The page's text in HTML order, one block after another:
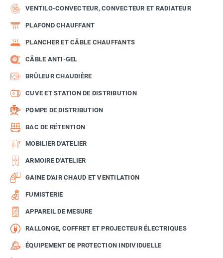
VENTILO-CONVECTEUR, CONVECTEUR ET RADIATEUR
PLAFOND CHAUFFANT
PLANCHER ET CÂBLE CHAUFFANTS
CÂBLE ANTI-GEL
BRÛLEUR CHAUDIÈRE
CUVE ET STATION DE DISTRIBUTION
POMPE DE DISTRIBUTION
BAC DE RÉTENTION
MOBILIER D'ATELIER
ARMOIRE D'ATELIER
GAINE D'AIR CHAUD ET VENTILATION
FUMISTERIE
APPAREIL DE MESURE
RALLONGE, COFFRET ET PROJECTEUR ÉLECTRIQUES
ÉQUIPEMENT DE PROTECTION INDIVIDUELLE